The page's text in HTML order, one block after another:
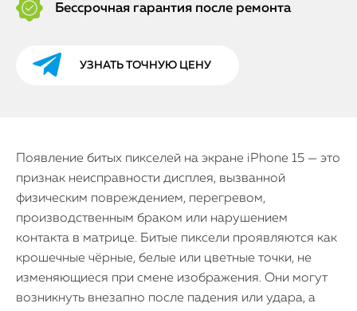
Бессрочная гарантия после ремонта
УЗНАТЬ ТОЧНУЮ ЦЕНУ
Появление битых пикселей на экране iPhone 15 — это
признак неисправности дисплея, вызванной
физическим повреждением, перегревом,
производственным браком или нарушением
контакта в матрице. Битые пиксели проявляются как
крошечные чёрные, белые или цветные точки, не
изменяющиеся при смене изображения. Они могут
возникнуть внезапно после падения или удара, а